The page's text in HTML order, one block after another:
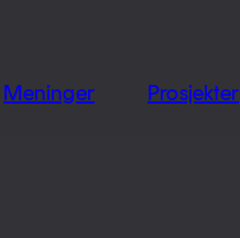
Meninger Prosjekter